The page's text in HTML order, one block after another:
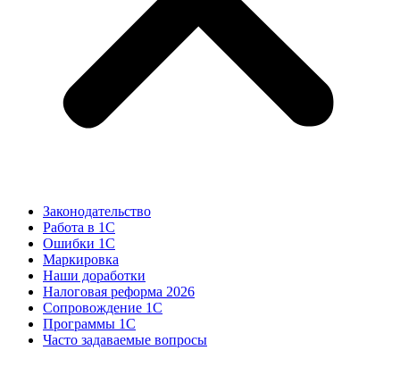
Законодательство
Работа в 1С
Ошибки 1С
Маркировка
Наши доработки
Налоговая реформа 2026
Сопровождение 1С
Программы 1С
Часто задаваемые вопросы